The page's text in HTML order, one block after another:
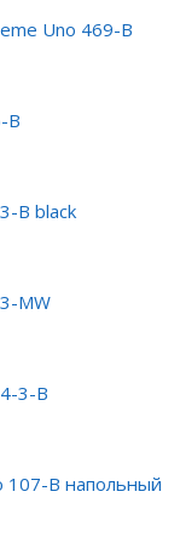
Uno 469-B
B
B black
MW
3-B
107-B напольный